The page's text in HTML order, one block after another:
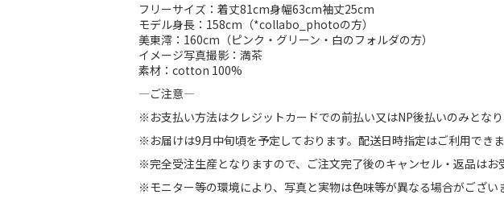
フリーサイズ：着丈81cm身幅63cm袖丈25cm
モデル身長：158cm（*collabo_photoの方）
美東澪：160cm（ピンク・グリーン・白のフォルダの方）
イメージ写真撮影：満茶
素材：cotton 100%
—ご注意—
※お支払い方法はクレジットカードでの前払い又はNP後払いのみとな
※お届けは9月中旬頃を予定しております。配送日時指定はご利用できま
※完全受注生産となりますので、ご注文完了後のキャンセル・返品はお
※モニター等の環境により、写真と実物は色味等が異なる場合がござい